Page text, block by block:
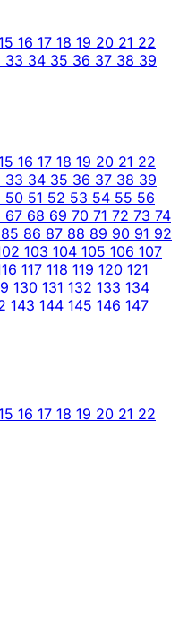
16 17 18 19 20 21 22
33 34 35 36 37 38 39
16 17 18 19 20 21 22
33 34 35 36 37 38 39
50 51 52 53 54 55 56
67 68 69 70 71 72 73 74
85 86 87 88 89 90 91 92
103 104 105 106 107
117 118 119 120 121
130 131 132 133 134
143 144 145 146 147
16 17 18 19 20 21 22